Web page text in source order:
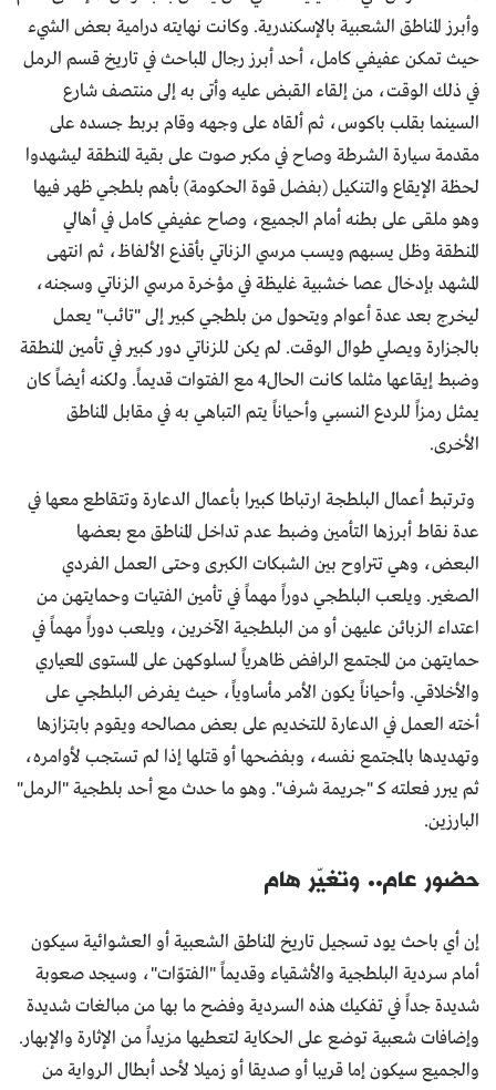
وأبرز المناطق الشعبية بالإسكندرية. وكانت نهايته درامية بعض الشيء
حيث تمكن عفيفي كامل، أحد أبرز رجال المباحث في تاريخ قسم الرمل
في ذلك الوقت، من إلقاء القبض عليه وأتى به إلى منتصف شارع
السينما بقلب باكوس، ثم ألقاه على وجهه وقام بربط جسده على
مقدمة سيارة الشرطة وصاح في مكبر صوت على بقية المنطقة ليشهدوا
لحظة الإيقاع والتنكيل (بفضل قوة الحكومة) بأهم بلطجي ظهر فيها
وهو ملقى على بطنه أمام الجميع، وصاح عفيفي كامل في أهالي
المنطقة وظل يسبهم ويسب مرسي الزناتي بأقذع الألفاظ، ثم انتهى
المشهد بإدخال عصا خشبية غليظة في مؤخرة مرسي الزناتي وسجنه،
ليخرج بعد عدة أعوام ويتحول من بلطجي كبير إلى "تائب" يعمل
بالجزارة ويصلي طوال الوقت. لم يكن للزناتي دور كبير في تأمين المنطقة
وضبط إيقاعها مثلما كانت الحال4 مع الفتوات قديماً. ولكنه أيضاً كان
يمثل رمزاً للردع النسبي وأحياناً يتم التباهي به في مقابل المناطق
الأخرى.
وترتبط أعمال البلطجة ارتباطا كبيرا بأعمال الدعارة وتتقاطع معها في
عدة نقاط أبرزها التأمين وضبط عدم تداخل المناطق مع بعضها
البعض، وهي تتراوح بين الشبكات الكبرى وحتى العمل الفردي
الصغير. ويلعب البلطجي دوراً مهماً في تأمين الفتيات وحمايتهن من
اعتداء الزبائن عليهن أو من البلطجية الآخرين، ويلعب دوراً مهماً في
حمايتهن من المجتمع الرافض ظاهرياً لسلوكهن على المستوى المعياري
والأخلاقي. وأحياناً يكون الأمر مأساوياً، حيث يفرض البلطجي على
أخته العمل في الدعارة للتخديم على بعض مصالحه ويقوم بابتزازها
وتهديدها بالمجتمع نفسه، وبفضحها أو قتلها إذا لم تستجب لأوامره،
ثم يبرر فعلته كـ "جريمة شرف". وهو ما حدث مع أحد بلطجية "الرمل"
البارزين.
حضور عام.. وتغيّر هام
إن أي باحث يود تسجيل تاريخ المناطق الشعبية أو العشوائية سيكون
أمام سردية البلطجية والأشقياء وقديماً "الفتوّات"، وسيجد صعوبة
شديدة جداً في تفكيك هذه السردية وفضح ما بها من مبالغات شديدة
وإضافات شعبية توضع على الحكاية لتعطيها مزيداً من الإثارة والإبهار.
والجميع سيكون إما قريبا أو صديقا أو زميلا لأحد أبطال الرواية من